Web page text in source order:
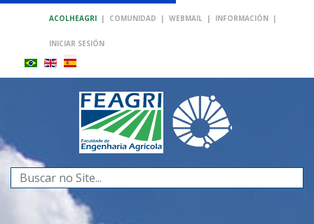
ACOLHEAGRI | COMUNIDAD | WEBMAIL | INFORMACIÓN |
INICIAR SESIÓN
Buscar...